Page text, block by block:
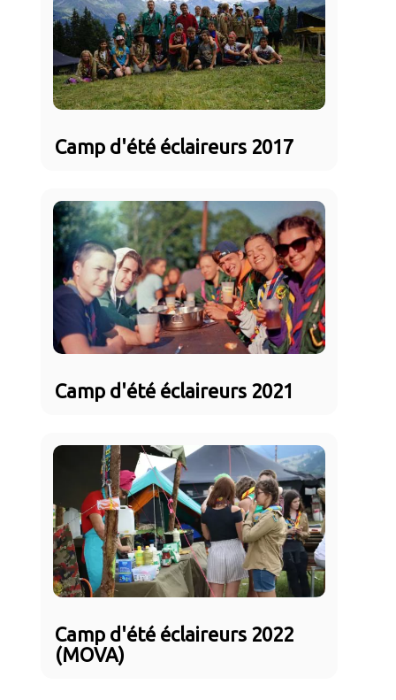
Camp d'été éclaireurs 2017
Camp d'été éclaireurs 2021
Camp d'été éclaireurs 2022
(MOVA)